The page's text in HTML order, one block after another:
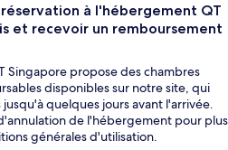
réservation à l'hébergement QT
et recevoir un remboursement
Singapore propose des chambres
disponibles sur notre site, qui
quelques jours avant l'arrivée.
de l'hébergement pour plus
générales d'utilisation.